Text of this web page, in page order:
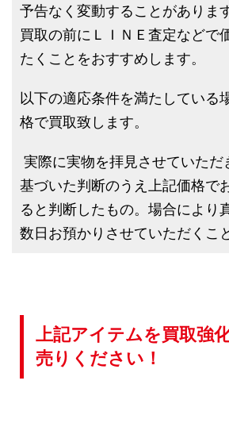
予告なく変動することがありま
買取の前にＬＩＮＥ査定などで
たくことをおすすめします。
以下の適応条件を満たしている
格で買取致します。
実際に実物を拝見させていただ
基づいた判断のうえ上記価格で
ると判断したもの。場合により
数日お預かりさせていただくこ
上記アイテムを買取強
売りください！